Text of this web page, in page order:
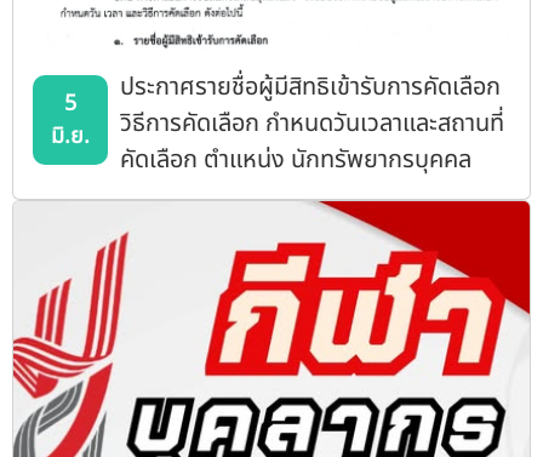
5
มิ.ย.
ประกาศรายชื่อผู้มีสิทธิเข้ารับการคัดเลือก
วิธีการคัดเลือก กำหนดวันเวลาและสถานที่
คัดเลือก ตำแหน่ง นักทรัพยากรบุคคล
ปฏิบัติการ